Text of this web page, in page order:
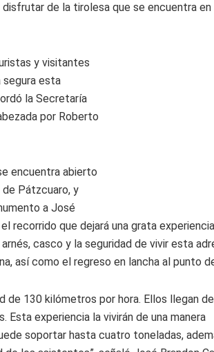
de la tirolesa que se encuentra en
y visitantes
segura esta
la Secretaría
por Roberto
encuentra abierto
Pátzcuaro, y
a José
recorrido que dejará una grata
casco y la seguridad de vivir esta
así como el regreso en lancha al punto
de 130 kilómetros por hora. Ellos llegan
experiencia la vivirán de una manera
soportar hasta cuatro toneladas,